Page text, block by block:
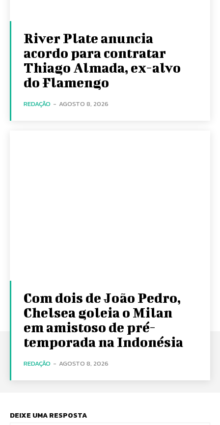
River Plate anuncia
acordo para contratar
Thiago Almada, ex-alvo
do Flamengo
REDAÇÃO - AGOSTO 8, 2026
Com dois de João Pedro,
Chelsea goleia o Milan
em amistoso de pré-
temporada na Indonésia
REDAÇÃO - AGOSTO 8, 2026
DEIXE UMA RESPOSTA